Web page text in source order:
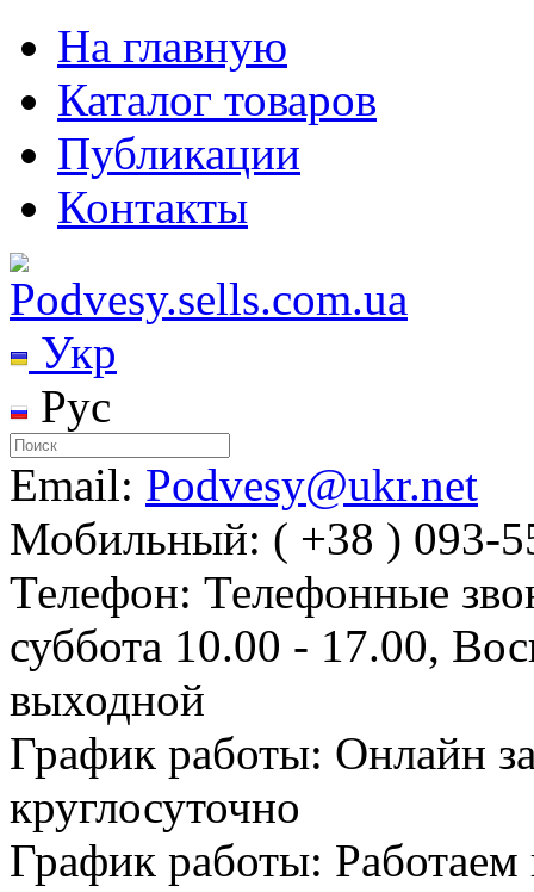
На главную
Каталог товаров
Публикации
Контакты
Укр
Рус
Email: Podvesy@ukr.net
Мобильный: ( +38 ) 093-
Телефон: Телефонные
суббота 10.00 - 17.00,
выходной
График работы: Онлайн
круглосуточно
График работы: Работаем